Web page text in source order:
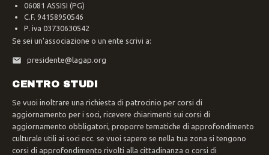
06081 ASSISI (PG)
C.F. 94158950546
P. iva 03730630542
Se sei un'associazione o un ente scrivi a:
presidente@lagap.org
CENTRO STUDI
Se vuoi inoltrare una richiesta di patrocinio per corsi di
aggiornamento per i soci, ricevere chiarimenti sui corsi di
aggiornamento obbligatori, proporre tematiche di approfondimento
culturale utili ai soci ecc. se vuoi sapere se nella tua zona si tengono
corsi di approfondimento rivolti alla cittadinanza o corsi di